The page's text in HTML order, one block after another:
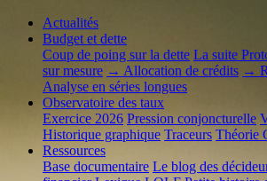
Actualités
Budget et dette
Coup de poing sur la dette La suite
sur mesure → Allocation de crédits →
Analyse en séries longues
Observatoire des taux
Exercice 2026 Pression conjoncturelle
Historique graphique Traceurs Théorie
Ressources
Base documentaire Le blog des